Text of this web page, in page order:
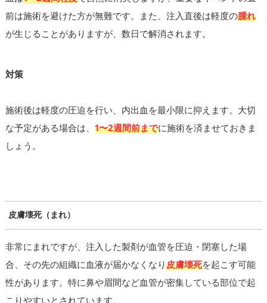
前は施術を避けた方が無難です。また、注入直後は軽度の腫れ
が生じることがありますが、数日で解消されます。
対策
施術後は軽度の圧迫を行い、内出血を最小限に抑えます。大切
な予定がある場合は、 1〜2週間前までに施術を済ませておきま
しょう。
皮膚壊死（まれ）
非常にまれですが、注入した製剤が血管を圧迫・閉塞した場
合、その先の組織に血液が届かなくなり皮膚壊死を起こす可能
性があります。特に鼻や眉間など血管が密集している部位で起
こりやすいとされています。